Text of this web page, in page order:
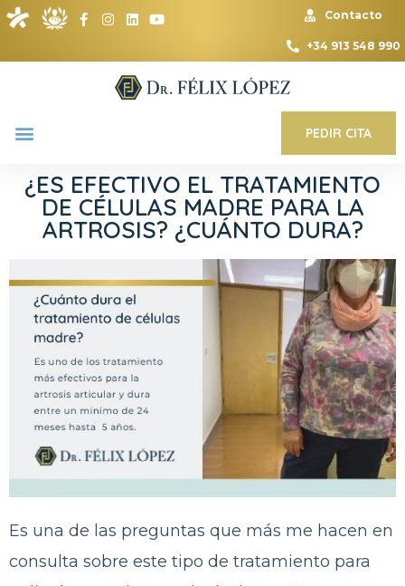
Contacto
+34 913 548 990
PEDIR CITA
¿ES EFECTIVO EL TRATAMIENTO
DE CÉLULAS MADRE PARA LA
ARTROSIS? ¿CUÁNTO DURA?
Es una de las preguntas que más me hacen en
consulta sobre este tipo de tratamiento para